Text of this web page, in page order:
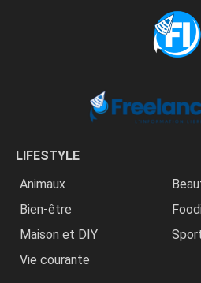
LIFESTYLE
Animaux
Bien-être
Maison et DIY
Vie courante